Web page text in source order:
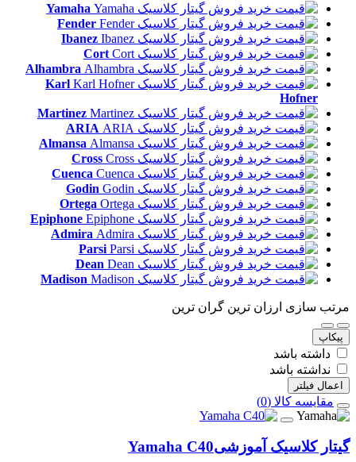
Yamaha
Fender
Ibanez
Cort
Alhambra
Karl
Hofner
Martinez
ARIA
Almansa
Cross
Cuenca
Godin
Ortega
Epiphone
Admira
Parsi
Dean
Madison
مرتب سازی ارزان ترین گران ترین
پیکاپ
داشته باشد
نداشته باشد
اعمال فیلتر
مقایسه کالا (0)
گیتار کلاسیک آموزشیYamaha C40